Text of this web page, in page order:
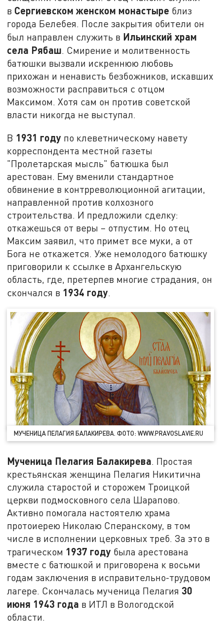
в Сергиевском женском монастыре близ
города Белебея. После закрытия обители он
был направлен служить в Ильинский храм
села Рябаш. Смирение и молитвенность
батюшки вызвали искреннюю любовь
прихожан и ненависть безбожников, искавших
возможности расправиться с отцом
Максимом. Хотя сам он против советской
власти никогда не выступал.
В 1931 году по клеветническому навету
корреспондента местной газеты
"Пролетарская мысль" батюшка был
арестован. Ему вменили стандартное
обвинение в контрреволюционной агитации,
направленной против колхозного
строительства. И предложили сделку:
откажешься от веры – отпустим. Но отец
Максим заявил, что примет все муки, а от
Бога не откажется. Уже немолодого батюшку
приговорили к ссылке в Архангельскую
область, где, претерпев многие страдания, он
скончался в 1934 году.
МУЧЕНИЦА ПЕЛАГИЯ БАЛАКИРЕВА. ФОТО: WWW.PRAVOSLAVIE.RU
Мученица Пелагия Балакирева. Простая
крестьянская женщина Пелагия Никитична
служила старостой и сторожем Троицкой
церкви подмосковного села Шарапово.
Активно помогала настоятелю храма
протоиерею Николаю Сперанскому, в том
числе в исполнении церковных треб. За это в
трагическом 1937 году была арестована
вместе с батюшкой и приговорена к восьми
годам заключения в исправительно-трудовом
лагере. Скончалась мученица Пелагия 30
июня 1943 года в ИТЛ в Вологодской
области.